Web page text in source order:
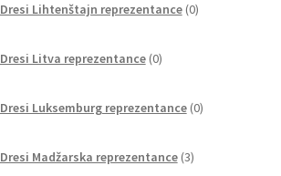
Dresi Lihtenštajn reprezentance 0izdelkov
Dresi Litva reprezentance 0izdelkov
Dresi Luksemburg reprezentance 0izdelkov
Dresi Madžarska reprezentance 3izdelki